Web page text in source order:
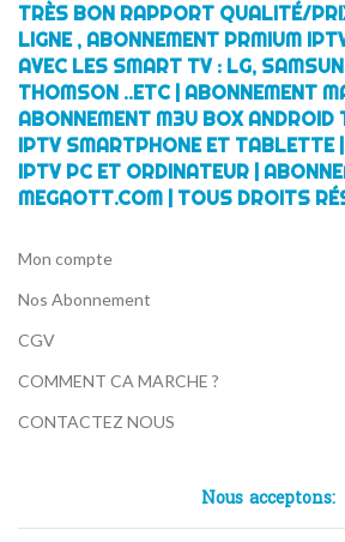
TRÈS BON RAPPORT QUALITÉ/
LIGNE , ABONNEMENT PRMIUM
AVEC LES SMART TV : LG,
THOMSON ..ETC | ABONNEMENT
ABONNEMENT M3U BOX ANDROID
IPTV SMARTPHONE ET TABLETTE
IPTV PC ET ORDINATEUR |
MEGAOTT.COM | TOUS DROITS
Mon compte
Nos Abonnement
CGV
COMMENT CA MARCHE ?
CONTACTEZ NOUS
Nous acceptons: